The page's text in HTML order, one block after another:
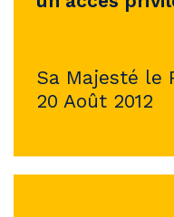
Sa Majesté le
20 Août 2012